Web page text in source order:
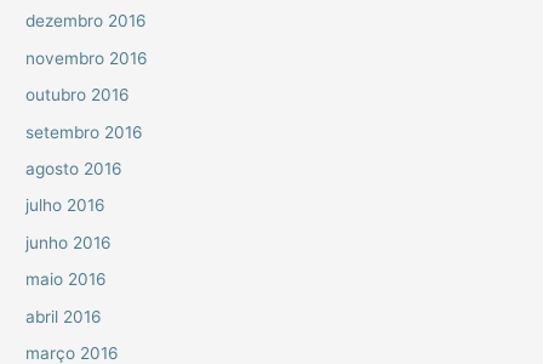
dezembro 2016
novembro 2016
outubro 2016
setembro 2016
agosto 2016
julho 2016
junho 2016
maio 2016
abril 2016
março 2016